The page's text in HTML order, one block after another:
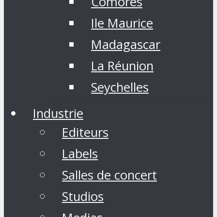
Ile Maurice
Madagascar
La Réunion
Seychelles
Industrie
Editeurs
Labels
Salles de concert
Studios